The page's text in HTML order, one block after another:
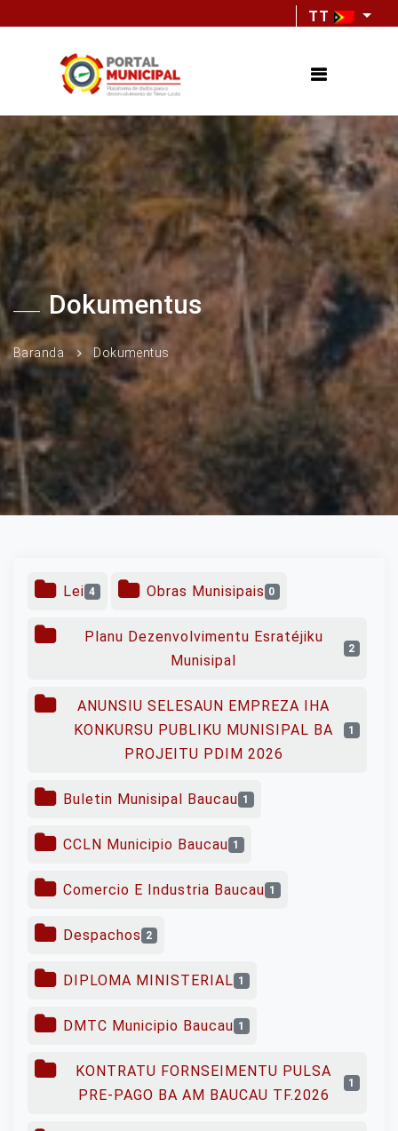
TT
Dokumentus
Baranda Dokumentus
Lei 4 Obras Munisipais 0
Planu Dezenvolvimentu Esratéjiku
Munisipal
2
ANUNSIU SELESAUN EMPREZA IHA
KONKURSU PUBLIKU MUNISIPAL BA
PROJEITU PDIM 2026
1
Buletin Munisipal Baucau 1
CCLN Municipio Baucau 1
Comercio E Industria Baucau 1
Despachos 2
DIPLOMA MINISTERIAL 1
DMTC Municipio Baucau 1
KONTRATU FORNSEIMENTU PULSA
PRE-PAGO BA AM BAUCAU TF.2026
1